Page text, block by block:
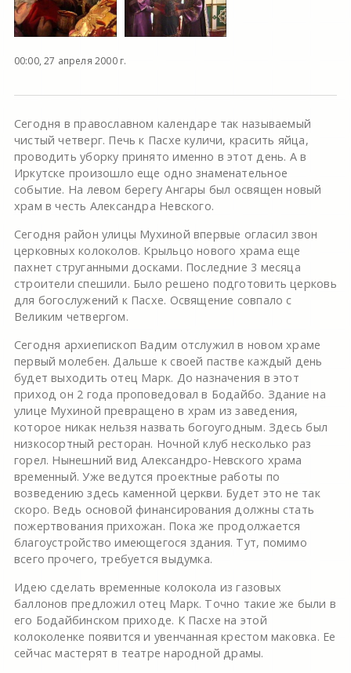
00:00, 27 апреля 2000 г.
Сегодня в православном календаре так называемый
чистый четверг. Печь к Пасхе куличи, красить яйца,
проводить уборку принято именно в этот день. А в
Иркутске произошло еще одно знаменательное
событие. На левом берегу Ангары был освящен новый
храм в честь Александра Невского.
Сегодня район улицы Мухиной впервые огласил звон
церковных колоколов. Крыльцо нового храма еще
пахнет струганными досками. Последние 3 месяца
строители спешили. Было решено подготовить церковь
для богослужений к Пасхе. Освящение совпало с
Великим четвергом.
Сегодня архиепископ Вадим отслужил в новом храме
первый молебен. Дальше к своей пастве каждый день
будет выходить отец Марк. До назначения в этот
приход он 2 года проповедовал в Бодайбо. Здание на
улице Мухиной превращено в храм из заведения,
которое никак нельзя назвать богоугодным. Здесь был
низкосортный ресторан. Ночной клуб несколько раз
горел. Нынешний вид Александро-Невского храма
временный. Уже ведутся проектные работы по
возведению здесь каменной церкви. Будет это не так
скоро. Ведь основой финансирования должны стать
пожертвования прихожан. Пока же продолжается
благоустройство имеющегося здания. Тут, помимо
всего прочего, требуется выдумка.
Идею сделать временные колокола из газовых
баллонов предложил отец Марк. Точно такие же были в
его Бодайбинском приходе. К Пасхе на этой
колоколенке появится и увенчанная крестом маковка. Ее
сейчас мастерят в театре народной драмы.